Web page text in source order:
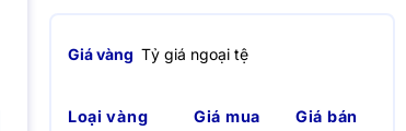
Giá vàng Tỷ giá ngoại tệ
Loại vàng Giá mua Giá bán